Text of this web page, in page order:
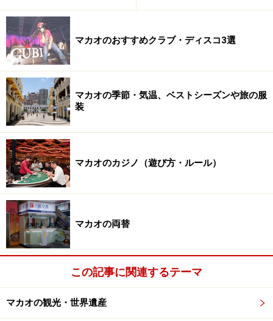
マカオのおすすめクラブ・ディスコ3選
マカオの季節・気温、ベストシーズンや旅の服
装
マカオのカジノ（遊び方・ルール）
マカオの両替
この記事に関連するテーマ
マカオの観光・世界遺産